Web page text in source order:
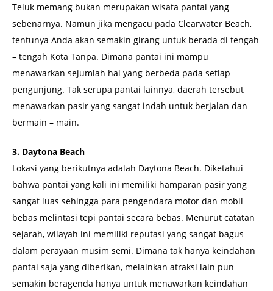
Teluk memang bukan merupakan wisata pantai yang
sebenarnya. Namun jika mengacu pada Clearwater Beach,
tentunya Anda akan semakin girang untuk berada di tengah
– tengah Kota Tanpa. Dimana pantai ini mampu
menawarkan sejumlah hal yang berbeda pada setiap
pengunjung. Tak serupa pantai lainnya, daerah tersebut
menawarkan pasir yang sangat indah untuk berjalan dan
bermain – main.
3. Daytona Beach
Lokasi yang berikutnya adalah Daytona Beach. Diketahui
bahwa pantai yang kali ini memiliki hamparan pasir yang
sangat luas sehingga para pengendara motor dan mobil
bebas melintasi tepi pantai secara bebas. Menurut catatan
sejarah, wilayah ini memiliki reputasi yang sangat bagus
dalam perayaan musim semi. Dimana tak hanya keindahan
pantai saja yang diberikan, melainkan atraksi lain pun
semakin beragenda hanya untuk menawarkan keindahan